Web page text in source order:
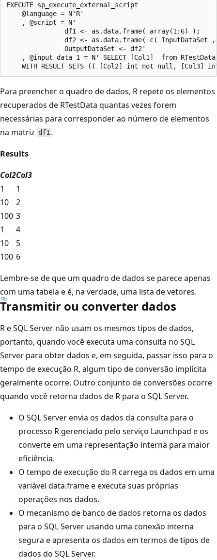
EXECUTE sp_execute_external_script
    @language = N'R'
    , @script = N'
               df1 <- as.data.frame( array(1:6) );
df2 <- as.data.frame( c( InputDataSet
               OutputDataSet <- df2'
, @input_data_1 = N' SELECT [Col1]  from
Para preencher o quadro de dados, R repete os elementos
recuperados de RTestData quantas vezes forem
necessárias para corresponder ao número de elementos
na matriz df1 .
Results
Col2Col3
1
1
10
2
100 3
1
4
10
5
100 6
Lembre-se de que um quadro de dados se parece apenas
com uma tabela e é, na verdade, uma lista de vetores.
Transmitir ou converter dados
R e SQL Server não usam os mesmos tipos de dados,
portanto, quando você executa uma consulta no SQL
Server para obter dados e, em seguida, passar isso para o
tempo de execução R, algum tipo de conversão implícita
geralmente ocorre. Outro conjunto de conversões ocorre
quando você retorna dados de R para o SQL Server.
O SQL Server envia os dados da consulta para o
processo R gerenciado pelo serviço Launchpad e os
converte em uma representação interna para maior
eficiência.
O tempo de execução do R carrega os dados em uma
variável data.frame e executa suas próprias
operações nos dados.
O mecanismo de banco de dados retorna os dados
para o SQL Server usando uma conexão interna
segura e apresenta os dados em termos de tipos de
dados do SQL Server.